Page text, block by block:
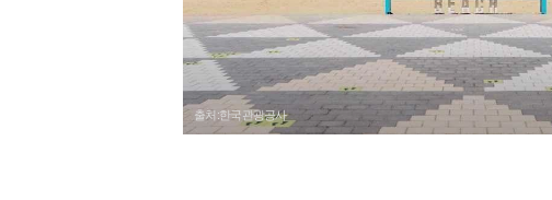
출처:한국관광공사